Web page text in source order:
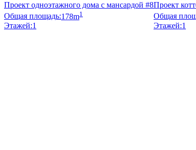
Проект одноэтажного дома с мансардой #8
Общая площадь:178m1
Этажей:1
Проект
Общая
Этажей:1